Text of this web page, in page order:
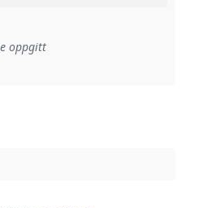
til ei implementeringsregel eller
oppgitt